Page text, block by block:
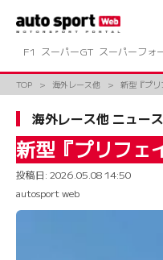
ツ
ス
F1
スーパーGT スーパーフォ
TOP 海外レース他 新型『プリ
海外レース他 ニュース
新型『プリフェ
投稿日: 2026.05.08 14:50
autosport web